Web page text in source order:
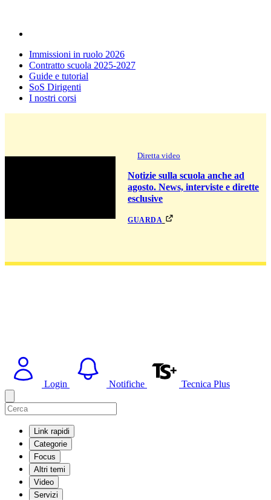
Immissioni in ruolo 2026
Contratto scuola 2025-2027
Guide e tutorial
SoS Dirigenti
I nostri corsi
Diretta video
Notizie sulla scuola anche ad
agosto. News, interviste e dirette
esclusive
guarda
Login Notifiche Tecnica Plus
Link rapidi
Categorie
Focus
Altri temi
Video
Servizi